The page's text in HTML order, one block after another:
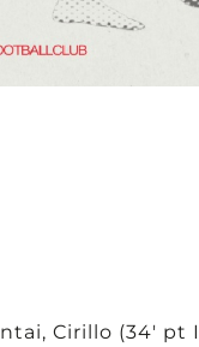
Cirillo (34′ pt